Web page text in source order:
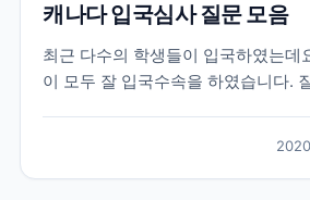
캐나다 입국심사 질문 모음
최근 다수의 학생들이 입국하였는데
이 모두 잘 입국수속을 하였습니다.
가 많았습니다. 먼저 가장 궁금해 하
사 질문들은 대략 아래와 같습니다.